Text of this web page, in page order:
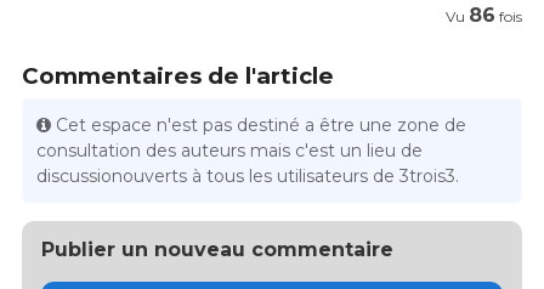
Vu 86 fois
Commentaires de l'article
Cet espace n'est pas destiné a être une zone de
consultation des auteurs mais c'est un lieu de
discussionouverts à tous les utilisateurs de 3trois3.
Publier un nouveau commentaire